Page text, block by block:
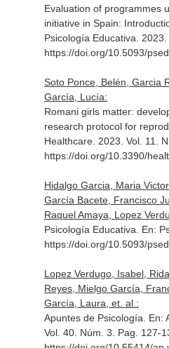
Evaluation of programmes
initiative in Spain:
Psicología Educativa .
https://doi.org/10.5093/
Soto Ponce, Belén, Garcia
García, Lucía:
Romani girls matter:
research protocol for
Healthcare. 2023. Vol. 11.
https://doi.org/10.3390/
Hidalgo Garcia, Maria
García Bacete, Francisco
Raquel Amaya, Lopez
Psicología Educativa. En:
https://doi.org/10.5093/
Lopez Verdugo, Isabel,
Reyes, Mielgo García,
García, Laura, et. al.:
Apuntes de Psicología. En:
Vol. 40. Núm. 3. Pag. 127-